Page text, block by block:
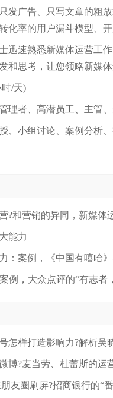
发广告、只写文章的
化率的用户漏斗模型、
迅速熟悉新媒体运营工
和思考，让您领略新媒体
时/天)
理者、高潜员工、主管、
、小组讨论、案例分析
?和营销的异同，新媒体
能力
：案例，《中国有嘻哈
例，大众点评的“有志者
怎样打造影响力?解析吴
博?麦当劳、杜蕾斯的运
友圈刷屏?招商银行的“番